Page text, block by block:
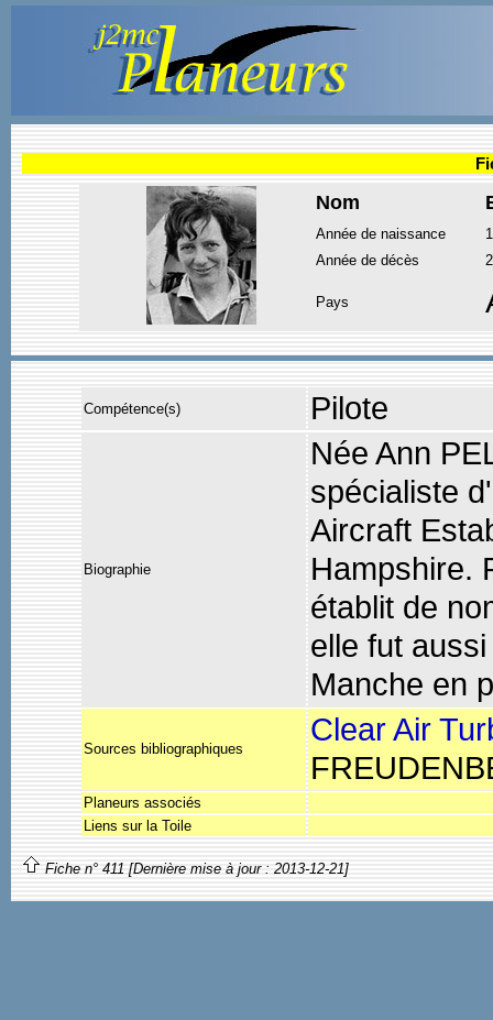
Nom
Année de naissance
Année de décès
Pays
Compétence(s) Pilote
Biographie
Née Ann
spécialiste
Aircraft
Hampshire.
établit de
elle fut
Manche en
Sources bibliographiques
Clear Air
Planeurs associés
Liens sur la Toile
Fiche n° 411 [Dernière mise à jour : 2013-12-21]